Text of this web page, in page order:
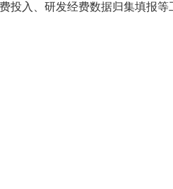
投入、研发经费数据归集填报